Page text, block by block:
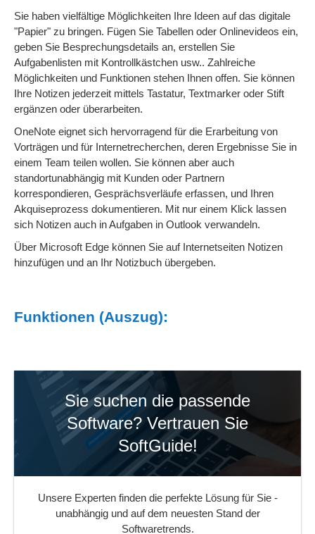
Sie haben vielfältige Möglichkeiten Ihre Ideen auf das digitale
"Papier" zu bringen. Fügen Sie Tabellen oder Onlinevideos ein,
geben Sie Besprechungsdetails an, erstellen Sie
Aufgabenlisten mit Kontrollkästchen usw.. Zahlreiche
Möglichkeiten und Funktionen stehen Ihnen offen. Sie können
Ihre Notizen jederzeit mittels Tastatur, Textmarker oder Stift
ergänzen oder überarbeiten.
OneNote eignet sich hervorragend für die Erarbeitung von
Vorträgen und für Internetrecherchen, deren Ergebnisse Sie in
einem Team teilen wollen. Sie können aber auch
standortunabhängig mit Kunden oder Partnern
korrespondieren, Gesprächsverläufe erfassen, und Ihren
Akquiseprozess dokumentieren. Mit nur einem Klick lassen
sich Notizen auch in Aufgaben in Outlook verwandeln.
Über Microsoft Edge können Sie auf Internetseiten Notizen
hinzufügen und an Ihr Notizbuch übergeben.
Funktionen (Auszug):
Sie suchen die passende
Software? Vertrauen Sie
SoftGuide!
Unsere Experten finden die perfekte Lösung für Sie -
unabhängig und auf dem neuesten Stand der
Softwaretrends.